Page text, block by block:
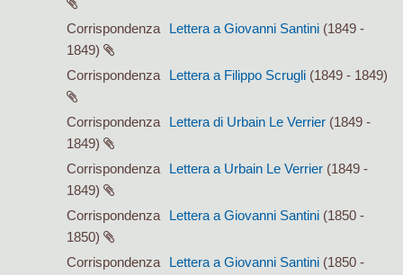
Corrispondenza Lettera a Giovanni Santini (1849 -
1849)
Corrispondenza
Lettera a Filippo Scrugli (1849 - 1849)
Corrispondenza Lettera di Urbain Le Verrier (1849 -
1849)
Corrispondenza
Lettera a Urbain Le Verrier (1849 -
1849)
Corrispondenza
Lettera a Giovanni Santini (1850 -
1850)
Corrispondenza
Lettera a Giovanni Santini (1850 -